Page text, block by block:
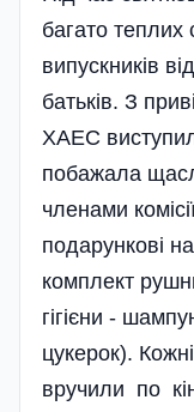
багато теплих
випускників
батьків. З
ХАЕС
побажала
членами
подарункові
комплект
гігієни -
цукерок).
вручили по